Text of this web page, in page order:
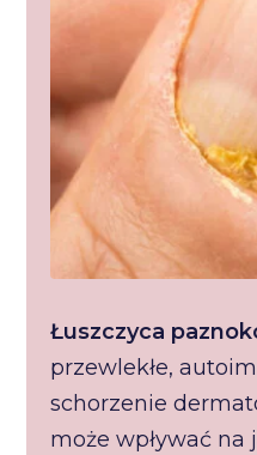
Łuszczyca
przewlekłe,
schorzenie
może wpływać na